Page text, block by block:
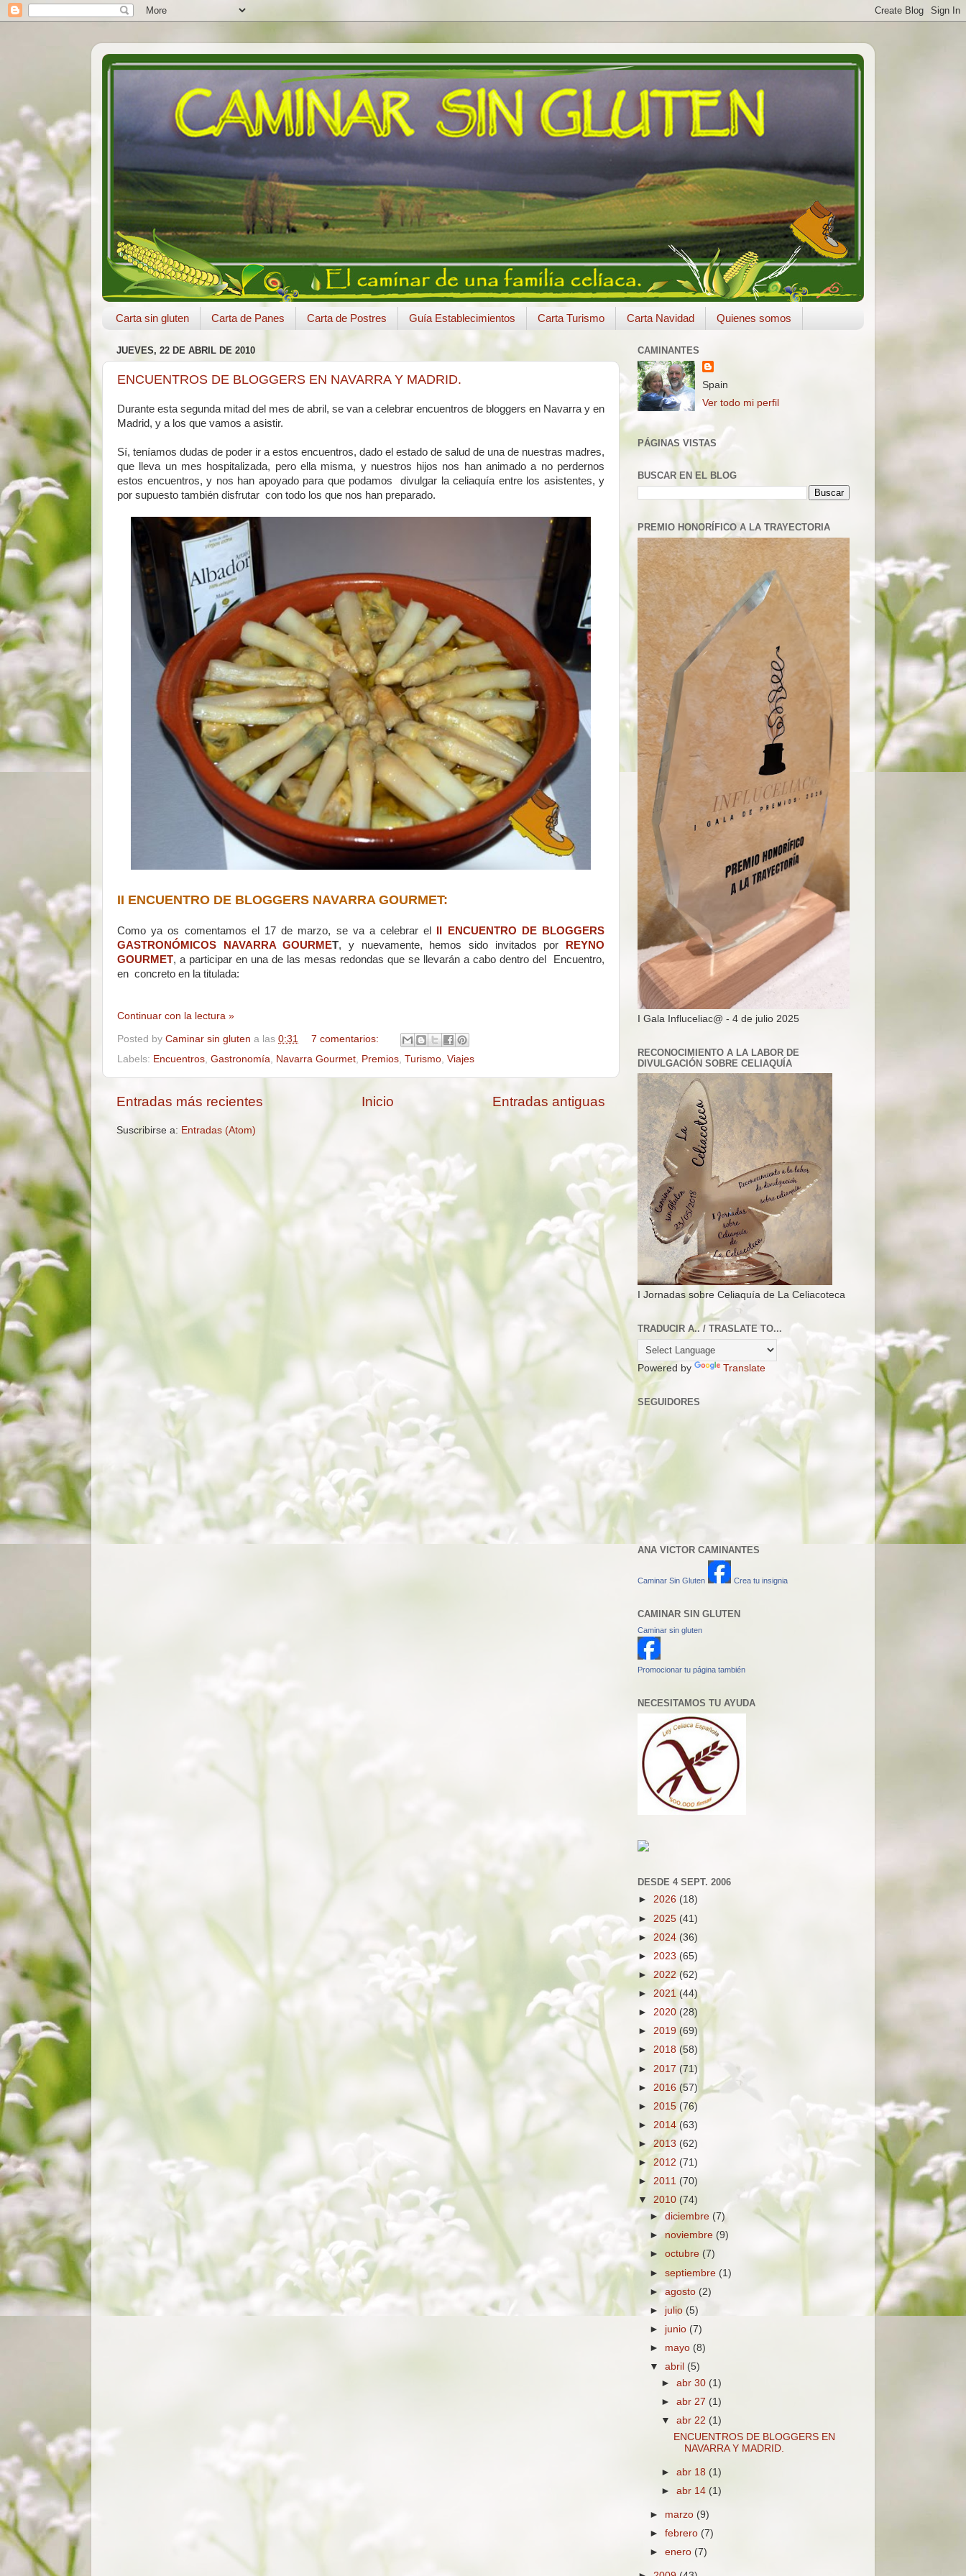
Carta sin gluten Carta de Panes Carta de Postres Guía Establecimientos Carta Turismo Carta Navidad Quienes somos
JUEVES, 22 DE ABRIL DE 2010
ENCUENTROS DE BLOGGERS EN NAVARRA Y MADRID.
Durante esta segunda mitad del mes de abril, se van a celebrar encuentros de bloggers en Navarra y en
Madrid, y a los que vamos a asistir.
Sí, teníamos dudas de poder ir a estos encuentros, dado el estado de salud de una de nuestras madres,
que lleva un mes hospitalizada, pero ella misma, y nuestros hijos nos han animado a no perdernos
estos encuentros, y nos han apoyado para que podamos divulgar la celiaquía entre los asistentes, y
por supuesto también disfrutar con todo los que nos han preparado.
II ENCUENTRO DE BLOGGERS NAVARRA GOURMET:
Como ya os comentamos el 17 de marzo, se va a celebrar el
II ENCUENTRO DE BLOGGERS
GASTRONÓMICOS NAVARRA GOURMET, y nuevamente, hemos sido invitados por
REYNO
GOURMET, a participar en una de las mesas redondas que se llevarán a cabo dentro del Encuentro,
en concreto en la titulada:
Continuar con la lectura »
Posted by Caminar sin gluten a las 0:31
7 comentarios:
Labels: Encuentros Gastronomía Navarra Gourmet Premios Turismo Viajes
Entradas más recientes Entradas antiguas
Inicio
Suscribirse a: Entradas (Atom)
CAMINANTES
Spain
Ver todo mi perfil
PÁGINAS VISTAS
BUSCAR EN EL BLOG
PREMIO HONORÍFICO A LA TRAYECTORIA
I Gala Influceliac@ - 4 de julio 2025
RECONOCIMIENTO A LA LABOR DE
DIVULGACIÓN SOBRE CELIAQUÍA
I Jornadas sobre Celiaquía de La Celiacoteca
TRADUCIR A.. / TRASLATE TO...
Powered by Translate
SEGUIDORES
ANA VICTOR CAMINANTES
Caminar Sin Gluten Crea tu insignia
CAMINAR SIN GLUTEN
Caminar sin gluten
Promocionar tu página también
NECESITAMOS TU AYUDA
DESDE 4 SEPT. 2006
► 2026 (18)
► 2025 (41)
► 2024 (36)
► 2023 (65)
► 2022(62)
► 2021 (44)
► 2020 (28)
► 2019 (69)
► 2018 (58)
► 2017 (71)
► 2016 (57)
► 2015 (76)
► 2014(63)
►2013 (62)
► 2012 (71)
► 2011 (70)
▼ 2010 (74)
►diciembre (7)
►noviembre (9)
►octubre (7)
►septiembre (1)
►agosto (2)
► julio (5)
► junio (7)
► mayo (8)
▼abril (5)
►abr 30 (1)
►abr 27 (1)
▼abr 22 (1)
ENCUENTROS DE BLOGGERS EN
NAVARRA Y MADRID.
►abr 18 (1)
►abr 14 (1)
► marzo (9)
►febrero (7)
►enero (7)